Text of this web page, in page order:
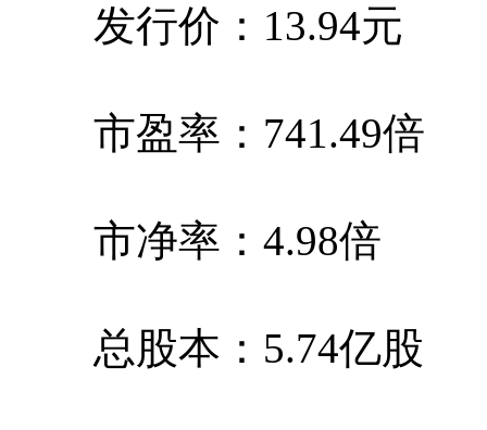
发行价：13.94元
市盈率：741.49倍
市净率：4.98倍
总股本：5.74亿股